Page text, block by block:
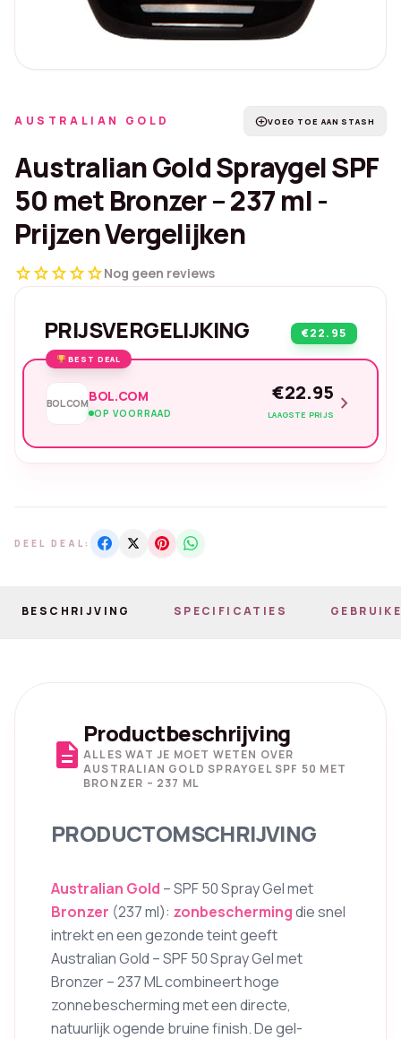
AUSTRALIAN GOLD add_circleVOEG TOE AAN STASH
Australian Gold Spraygel SPF
50 met Bronzer – 237 ml -
Prijzen Vergelijken
starstarstarstarstarNog geen reviews
PRIJSVERGELIJKING €22.95
BEST DEAL
BOL.COMBOL.COM
OP VOORRAAD
€22.95
LAAGSTE PRIJS chevron_right
DEEL DEAL:
BESCHRIJVING SPECIFICATIES
description
Productbeschrijving
ALLES WAT JE MOET WETEN OVER
AUSTRALIAN GOLD SPRAYGEL SPF 50 MET
BRONZER – 237 ML
PRODUCTOMSCHRIJVING
Australian Gold – SPF 50 Spray Gel met
Bronzer (237 ml): zonbeschermingdie snel
intrekt en een gezonde teint geeft
Australian Gold – SPF 50 Spray Gel met
Bronzer – 237 ML combineert hoge
zonnebescherming met een directe,
natuurlijk ogende bruine finish. De gel-